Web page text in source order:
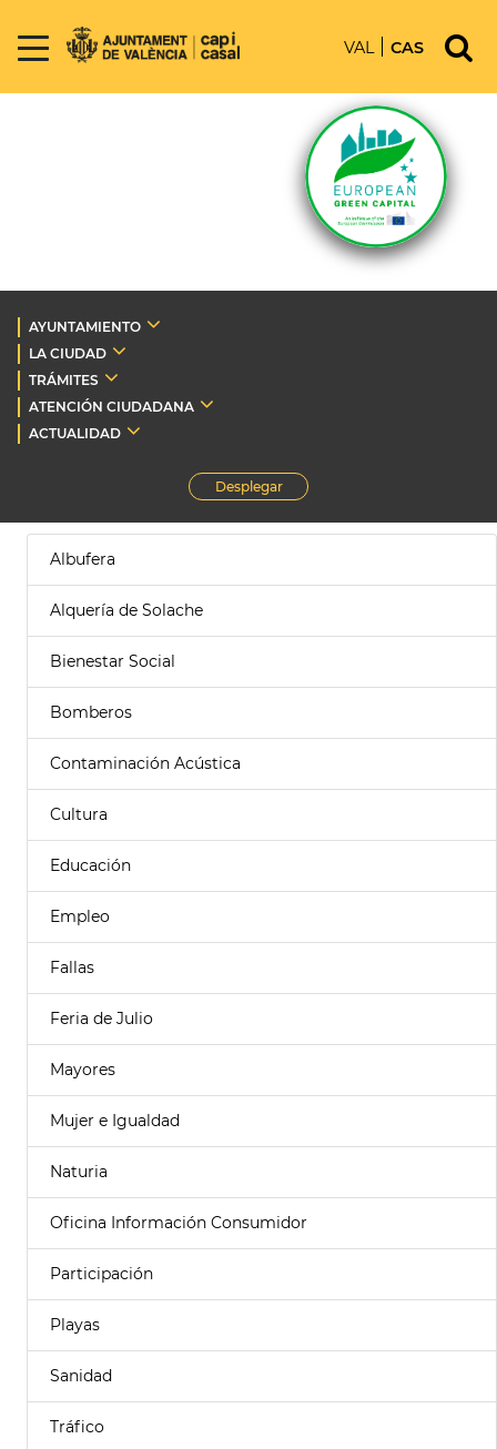
VAL CAS
AYUNTAMIENTO
LA CIUDAD
TRÁMITES
ATENCIÓN CIUDADANA
ACTUALIDAD
Desplegar
Albufera
Alquería de Solache
Bienestar Social
Bomberos
Contaminación Acústica
Cultura
Educación
Empleo
Fallas
Feria de Julio
Mayores
Mujer e Igualdad
Naturia
Oficina Información Consumidor
Participación
Playas
Sanidad
Tráfico